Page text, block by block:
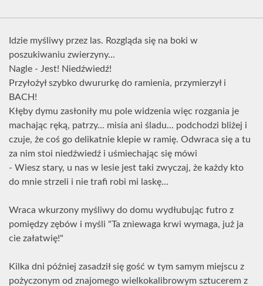
Idzie myśliwy przez las. Rozgląda się na boki w
poszukiwaniu zwierzyny...
Nagle - Jest! Niedźwiedź!
Przyłożył szybko dwururkę do ramienia, przymierzył i
BACH!
Kłęby dymu zasłoniły mu pole widzenia więc rozgania je
machając ręką, patrzy... misia ani śladu... podchodzi bliżej i
czuje, że coś go delikatnie klepie w ramię. Odwraca się a tu
za nim stoi niedźwiedź i uśmiechając się mówi
- Wiesz stary, u nas w lesie jest taki zwyczaj, że każdy kto
do mnie strzeli i nie trafi robi mi laskę...
Wraca wkurzony myśliwy do domu wydłubując futro z
pomiędzy zębów i myśli "Ta zniewaga krwi wymaga, już ja
cie załatwię!"
Kilka dni później zasadził się gość w tym samym miejscu z
pożyczonym od znajomego wielkokalibrowym sztucerem z